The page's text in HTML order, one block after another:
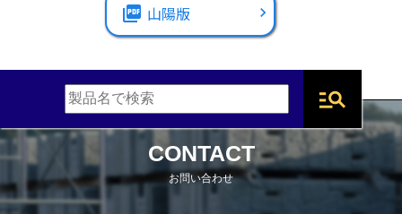
picture_as_pdf 山陽版
manage_search
CONTACT